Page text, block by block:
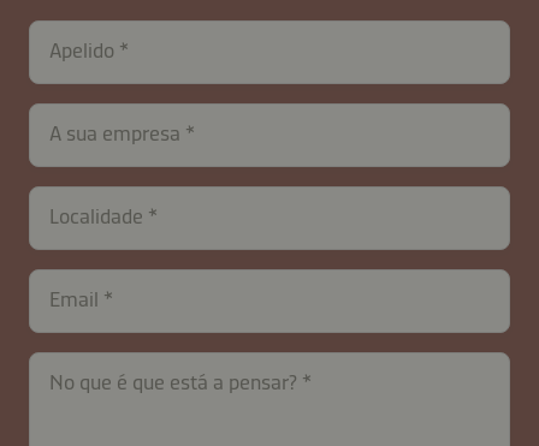
Apelido
contactPT-
B2B-
26621-
p36DQc
A sua empresa
Localidade
Email
No que é que está a pensar?